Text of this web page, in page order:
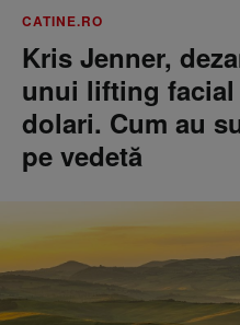
CATINE.RO
Kris Jenner,
unui lifting facial
dolari. Cum au
pe vedetă